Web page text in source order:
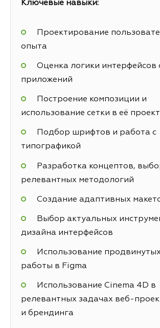
Ключевые навыки:
Проектирование
опыта
Оценка логики интерфейсов
приложений
Построение композиции и
использование сетки в её
Подбор шрифтов и работа с
типографикой
Разработка концептов,
релевантных методологий
Создание адаптивных
Выбор актуальных
дизайна интерфейсов
Использование
работы в Figma
Использование Cinema 4D в
релевантных задачах веб-
и брендинга